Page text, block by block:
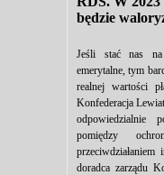
będzie
Jeśli stać nas
emerytalne, tym
realnej wartości
Konfederacja
odpowiedzialnie
pomiędzy
doradca zarządu